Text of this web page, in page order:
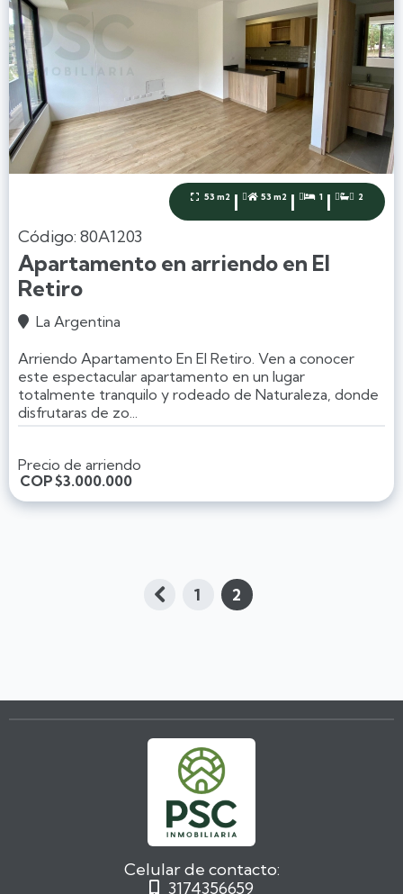
 53 m2 |  53 m2 |  1 |  2
Código: 80A1203
Apartamento en arriendo en El
Retiro
 La Argentina
Arriendo Apartamento En El Retiro. Ven a conocer
este espectacular apartamento en un lugar
totalmente tranquilo y rodeado de Naturaleza, donde
disfrutaras de zo...
Precio de arriendo
COP$3.000.000
 1 2
Celular de contacto:
 3174356659